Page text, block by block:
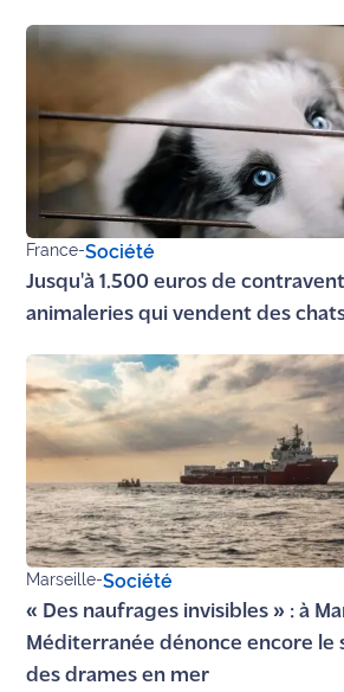
Maritima
de Jeff
C'est
mon
club
Les
Coachs
Maritima
Bon
plan
sortie
Nous
contacter
Ecouter
et voir
Qui
France-Société
Jusqu'à 1.500 euros de
animaleries qui vendent des
Marseille-Société
« Des naufrages invisibles » : à
Méditerranée dénonce encore le
des drames en mer